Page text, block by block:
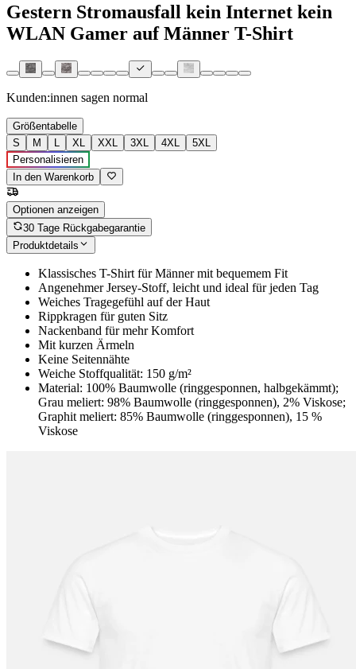
Gestern Stromausfall kein Internet kein
WLAN Gamer auf Männer T-Shirt
Kunden:innen sagen normal
Größentabelle
S
M L XL XXL 3XL 4XL
5XL
Personalisieren
In den Warenkorb
Optionen anzeigen
30 Tage Rückgabegarantie
Produktdetails
Klassisches T-Shirt für Männer mit bequemem Fit
Angenehmer Jersey-Stoff, leicht und ideal für jeden Tag
Weiches Tragegefühl auf der Haut
Rippkragen für guten Sitz
Nackenband für mehr Komfort
Mit kurzen Ärmeln
Keine Seitennähte
Weiche Stoffqualität: 150 g/m²
Material: 100% Baumwolle (ringgesponnen, halbgekämmt);
Grau meliert: 98% Baumwolle (ringgesponnen), 2% Viskose;
Graphit meliert: 85% Baumwolle (ringgesponnen), 15 %
Viskose